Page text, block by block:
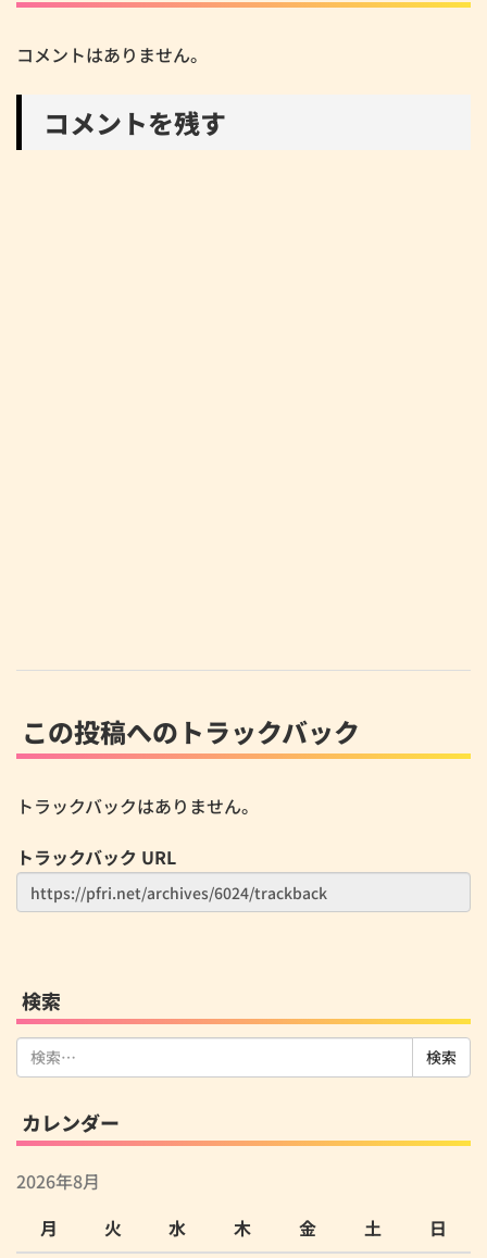
コメントはありません。
コメントを残す
この投稿へのトラックバック
トラックバックはありません。
トラックバック URL
検索
検
索:
カレンダー
2026年8月
月
火 水 木 金 土
日